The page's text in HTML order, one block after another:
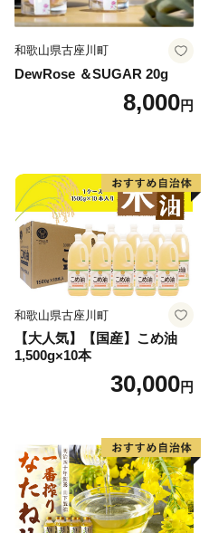
和歌山県古座川町
DewRose ＆SUGAR 20g
8,000円
和歌山県古座川町
【大人気】【国産】こめ油
1,500g×10本
30,000円